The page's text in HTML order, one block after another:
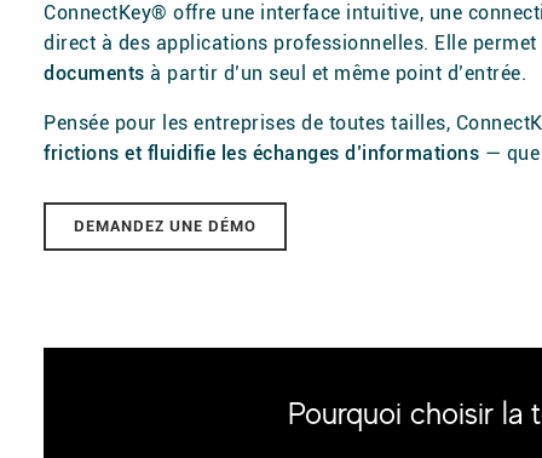
ConnectKey® offre une interface intuitive, une
direct à des applications professionnelles. Elle permet
documents à partir d’un seul et même point d’entrée.
Pensée pour les entreprises de toutes tailles,
frictions et fluidifie les échanges d’informations —
DEMANDEZ UNE DÉMO
Pourquoi choisir